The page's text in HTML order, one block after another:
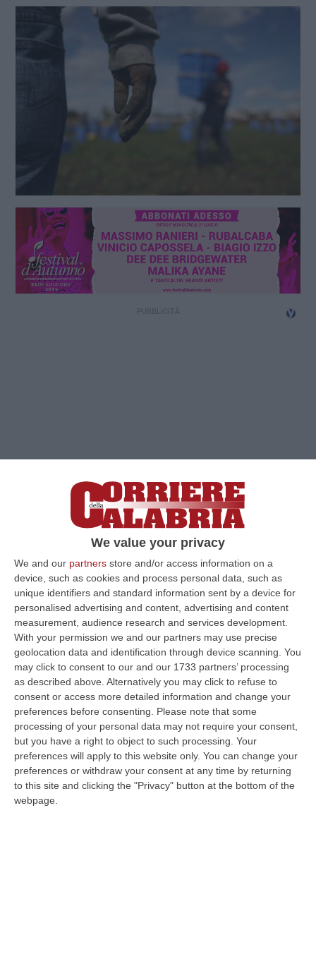
We value your privacy
We and our partners store and/or access information on a
device, such as cookies and process personal data, such as
unique identifiers and standard information sent by a device for
personalised advertising and content, advertising and content
measurement, audience research and services development.
With your permission we and our partners may use precise
geolocation data and identification through device scanning. You
may click to consent to our and our 1733 partners’ processing
as described above. Alternatively you may click to refuse to
consent or access more detailed information and change your
preferences before consenting.
Please note that some
processing of your personal data may not require your consent,
but you have a right to object to such processing. Your
preferences will apply to this website only. You can change your
preferences or withdraw your consent at any time by returning
to this site and clicking the "Privacy" button at the bottom of the
webpage.
Clicca e segui “Corriere della Calabria” su Google News
AMANTEADue fratelli sono stati arrestati
per intermediazione illecita e sfruttamento
del lavoro aggravata dalla discriminazione
razziale. E beni per circa 2 milioni sono stati
sequestrati. È questo il risultato
dell’operazione condotta dai carabinieri della
compagnia di Paola che, dalle prime luci
dell’alba, stanno eseguendo un’attività di